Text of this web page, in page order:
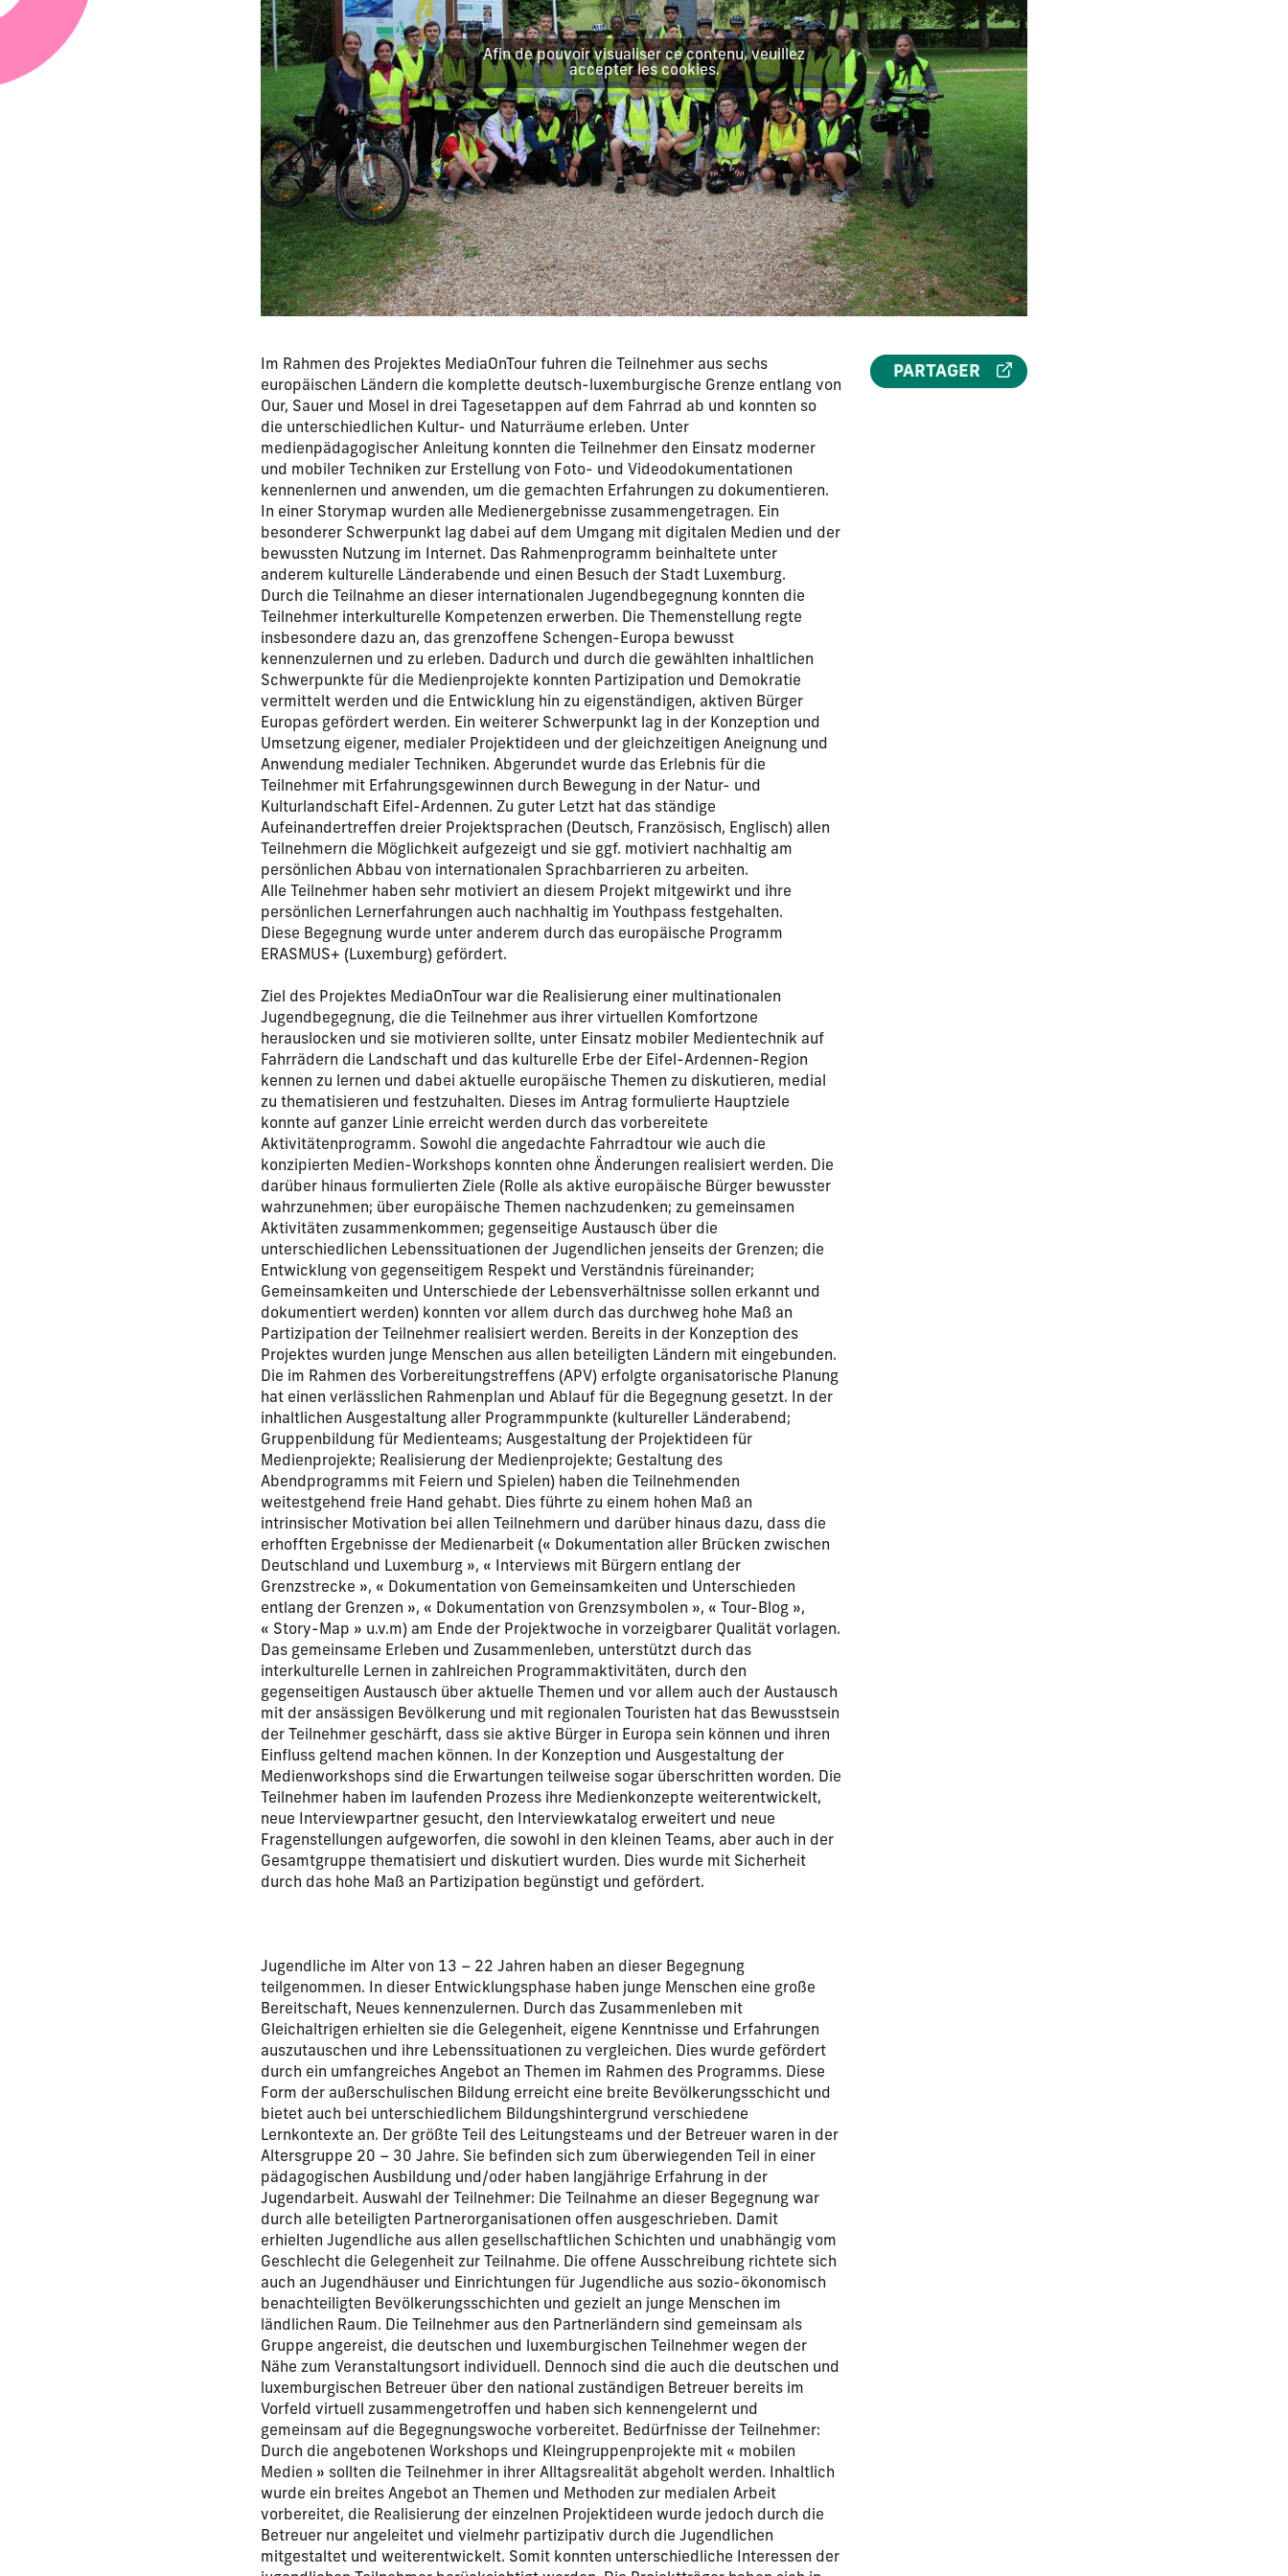
Afin de pouvoir visualiser ce contenu, veuillez
accepter les cookies.
Im Rahmen des Projektes MediaOnTour fuhren die Teilnehmer aus sechs
europäischen Ländern die komplette deutsch-luxemburgische Grenze entlang von
Our, Sauer und Mosel in drei Tagesetappen auf dem Fahrrad ab und konnten so
die unterschiedlichen Kultur- und Naturräume erleben. Unter
medienpädagogischer Anleitung konnten die Teilnehmer den Einsatz moderner
und mobiler Techniken zur Erstellung von Foto- und Videodokumentationen
kennenlernen und anwenden, um die gemachten Erfahrungen zu dokumentieren.
In einer Storymap wurden alle Medienergebnisse zusammengetragen. Ein
besonderer Schwerpunkt lag dabei auf dem Umgang mit digitalen Medien und der
bewussten Nutzung im Internet. Das Rahmenprogramm beinhaltete unter
anderem kulturelle Länderabende und einen Besuch der Stadt Luxemburg.
Durch die Teilnahme an dieser internationalen Jugendbegegnung konnten die
Teilnehmer interkulturelle Kompetenzen erwerben. Die Themenstellung regte
insbesondere dazu an, das grenzoffene Schengen-Europa bewusst
kennenzulernen und zu erleben. Dadurch und durch die gewählten inhaltlichen
Schwerpunkte für die Medienprojekte konnten Partizipation und Demokratie
vermittelt werden und die Entwicklung hin zu eigenständigen, aktiven Bürger
Europas gefördert werden. Ein weiterer Schwerpunkt lag in der Konzeption und
Umsetzung eigener, medialer Projektideen und der gleichzeitigen Aneignung und
Anwendung medialer Techniken. Abgerundet wurde das Erlebnis für die
Teilnehmer mit Erfahrungsgewinnen durch Bewegung in der Natur- und
Kulturlandschaft Eifel-Ardennen. Zu guter Letzt hat das ständige
Aufeinandertreffen dreier Projektsprachen (Deutsch, Französisch, Englisch) allen
Teilnehmern die Möglichkeit aufgezeigt und sie ggf. motiviert nachhaltig am
persönlichen Abbau von internationalen Sprachbarrieren zu arbeiten.
Alle Teilnehmer haben sehr motiviert an diesem Projekt mitgewirkt und ihre
persönlichen Lernerfahrungen auch nachhaltig im Youthpass festgehalten.
Diese Begegnung wurde unter anderem durch das europäische Programm
ERASMUS+ (Luxemburg) gefördert.
Ziel des Projektes MediaOnTour war die Realisierung einer multinationalen
Jugendbegegnung, die die Teilnehmer aus ihrer virtuellen Komfortzone
herauslocken und sie motivieren sollte, unter Einsatz mobiler Medientechnik auf
Fahrrädern die Landschaft und das kulturelle Erbe der Eifel-Ardennen-Region
kennen zu lernen und dabei aktuelle europäische Themen zu diskutieren, medial
zu thematisieren und festzuhalten. Dieses im Antrag formulierte Hauptziele
konnte auf ganzer Linie erreicht werden durch das vorbereitete
Aktivitätenprogramm. Sowohl die angedachte Fahrradtour wie auch die
konzipierten Medien-Workshops konnten ohne Änderungen realisiert werden. Die
darüber hinaus formulierten Ziele (Rolle als aktive europäische Bürger bewusster
wahrzunehmen; über europäische Themen nachzudenken; zu gemeinsamen
Aktivitäten zusammenkommen; gegenseitige Austausch über die
unterschiedlichen Lebenssituationen der Jugendlichen jenseits der Grenzen; die
Entwicklung von gegenseitigem Respekt und Verständnis füreinander;
Gemeinsamkeiten und Unterschiede der Lebensverhältnisse sollen erkannt und
dokumentiert werden) konnten vor allem durch das durchweg hohe Maß an
Partizipation der Teilnehmer realisiert werden. Bereits in der Konzeption des
Projektes wurden junge Menschen aus allen beteiligten Ländern mit eingebunden.
Die im Rahmen des Vorbereitungstreffens (APV) erfolgte organisatorische Planung
hat einen verlässlichen Rahmenplan und Ablauf für die Begegnung gesetzt. In der
inhaltlichen Ausgestaltung aller Programmpunkte (kultureller Länderabend;
Gruppenbildung für Medienteams; Ausgestaltung der Projektideen für
Medienprojekte; Realisierung der Medienprojekte; Gestaltung des
Abendprogramms mit Feiern und Spielen) haben die Teilnehmenden
weitestgehend freie Hand gehabt. Dies führte zu einem hohen Maß an
intrinsischer Motivation bei allen Teilnehmern und darüber hinaus dazu, dass die
erhofften Ergebnisse der Medienarbeit (« Dokumentation aller Brücken zwischen
Deutschland und Luxemburg », « Interviews mit Bürgern entlang der
Grenzstrecke », « Dokumentation von Gemeinsamkeiten und Unterschieden
entlang der Grenzen », « Dokumentation von Grenzsymbolen », « Tour-Blog »,
« Story-Map » u.v.m) am Ende der Projektwoche in vorzeigbarer Qualität vorlagen.
Das gemeinsame Erleben und Zusammenleben, unterstützt durch das
interkulturelle Lernen in zahlreichen Programmaktivitäten, durch den
gegenseitigen Austausch über aktuelle Themen und vor allem auch der Austausch
mit der ansässigen Bevölkerung und mit regionalen Touristen hat das Bewusstsein
der Teilnehmer geschärft, dass sie aktive Bürger in Europa sein können und ihren
Einfluss geltend machen können. In der Konzeption und Ausgestaltung der
Medienworkshops sind die Erwartungen teilweise sogar überschritten worden. Die
Teilnehmer haben im laufenden Prozess ihre Medienkonzepte weiterentwickelt,
neue Interviewpartner gesucht, den Interviewkatalog erweitert und neue
Fragenstellungen aufgeworfen, die sowohl in den kleinen Teams, aber auch in der
Gesamtgruppe thematisiert und diskutiert wurden. Dies wurde mit Sicherheit
durch das hohe Maß an Partizipation begünstigt und gefördert.
Jugendliche im Alter von 13 – 22 Jahren haben an dieser Begegnung
teilgenommen. In dieser Entwicklungsphase haben junge Menschen eine große
Bereitschaft, Neues kennenzulernen. Durch das Zusammenleben mit
Gleichaltrigen erhielten sie die Gelegenheit, eigene Kenntnisse und Erfahrungen
auszutauschen und ihre Lebenssituationen zu vergleichen. Dies wurde gefördert
durch ein umfangreiches Angebot an Themen im Rahmen des Programms. Diese
Form der außerschulischen Bildung erreicht eine breite Bevölkerungsschicht und
bietet auch bei unterschiedlichem Bildungshintergrund verschiedene
Lernkontexte an. Der größte Teil des Leitungsteams und der Betreuer waren in der
Altersgruppe 20 – 30 Jahre. Sie befinden sich zum überwiegenden Teil in einer
pädagogischen Ausbildung und/oder haben langjährige Erfahrung in der
Jugendarbeit. Auswahl der Teilnehmer: Die Teilnahme an dieser Begegnung war
durch alle beteiligten Partnerorganisationen offen ausgeschrieben. Damit
erhielten Jugendliche aus allen gesellschaftlichen Schichten und unabhängig vom
Geschlecht die Gelegenheit zur Teilnahme. Die offene Ausschreibung richtete sich
auch an Jugendhäuser und Einrichtungen für Jugendliche aus sozio-ökonomisch
benachteiligten Bevölkerungsschichten und gezielt an junge Menschen im
ländlichen Raum. Die Teilnehmer aus den Partnerländern sind gemeinsam als
Gruppe angereist, die deutschen und luxemburgischen Teilnehmer wegen der
Nähe zum Veranstaltungsort individuell. Dennoch sind die auch die deutschen und
luxemburgischen Betreuer über den national zuständigen Betreuer bereits im
Vorfeld virtuell zusammengetroffen und haben sich kennengelernt und
gemeinsam auf die Begegnungswoche vorbereitet. Bedürfnisse der Teilnehmer:
Durch die angebotenen Workshops und Kleingruppenprojekte mit « mobilen
Medien » sollten die Teilnehmer in ihrer Alltagsrealität abgeholt werden. Inhaltlich
wurde ein breites Angebot an Themen und Methoden zur medialen Arbeit
vorbereitet, die Realisierung der einzelnen Projektideen wurde jedoch durch die
Betreuer nur angeleitet und vielmehr partizipativ durch die Jugendlichen
mitgestaltet und weiterentwickelt. Somit konnten unterschiedliche Interessen der
PARTAGER